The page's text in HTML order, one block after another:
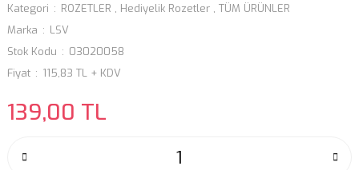
Kategori ROZETLER , Hediyelik Rozetler , TÜM ÜRÜNLER
Marka
LSV
Stok Kodu
03020058
Fiyat
115,83 TL + KDV
139,00 TL